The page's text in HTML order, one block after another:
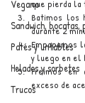
Vegano
Sandwich, bocatas,
Patés y untables
Helados y sorbetes
Trucos
que pierda la
Batimos los
durante 2
Empapamos
y luego en el
Freímos en
exceso de